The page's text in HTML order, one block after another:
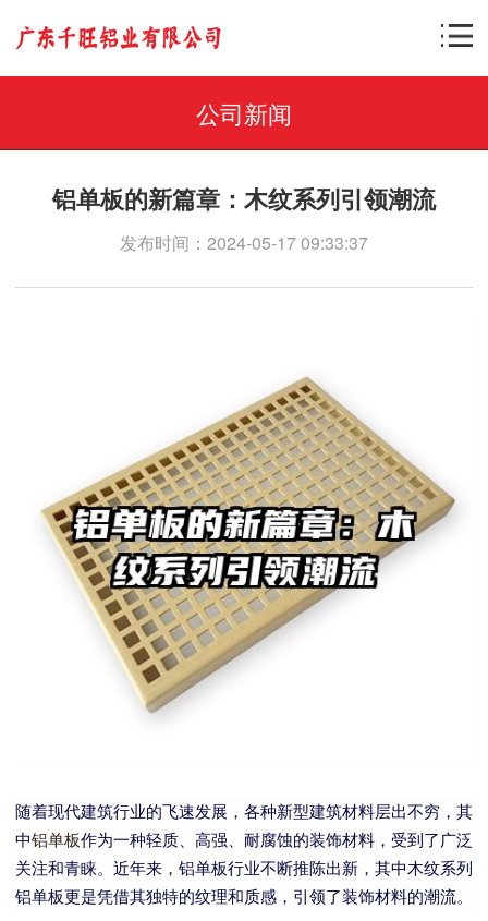
公司新闻
铝单板的新篇章：木纹系列引领潮流
发布时间：2024-05-17 09:33:37
随着现代建筑行业的飞速发展，各种新型建筑材料层出不穷，其
中铝单板作为一种轻质、高强、耐腐蚀的装饰材料，受到了广泛
关注和青睐。近年来，铝单板行业不断推陈出新，其中木纹系列
铝单板更是凭借其独特的纹理和质感，引领了装饰材料的潮流。